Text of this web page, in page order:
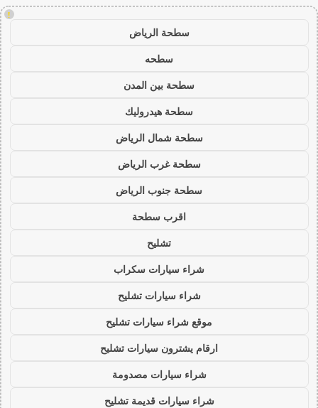
!
سطحة الرياض
سطحه
سطحة بين المدن
سطحة هيدروليك
سطحة شمال الرياض
سطحة غرب الرياض
سطحة جنوب الرياض
اقرب سطحة
تشليح
شراء سيارات سكراب
شراء سيارات تشليح
موقع شراء سيارات تشليح
ارقام يشترون سيارات تشليح
شراء سيارات مصدومة
شراء سيارات قديمة تشليح